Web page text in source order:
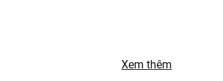
Xem thêm